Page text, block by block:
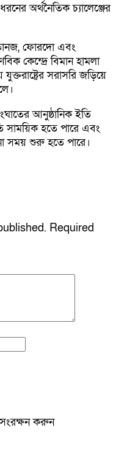
অর্থনৈতিক চ্যালেঞ্জের
ফোরদো এবং
কেন্দ্রে বিমান হামলা
সরাসরি জড়িয়ে
আনুষ্ঠানিক ইতি
সাময়িক হতে পারে এবং
সময় শুরু হতে পারে।
Required
করুন